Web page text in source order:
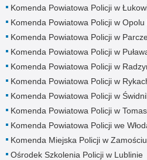
Komenda Powiatowa Policji w
Komenda Powiatowa Policji w Opolu
Komenda Powiatowa Policji w
Komenda Powiatowa Policji w
Komenda Powiatowa Policji w
Komenda Powiatowa Policji w
Komenda Powiatowa Policji w
Komenda Powiatowa Policji w
Komenda Powiatowa Policji we
Komenda Miejska Policji w Zamościu
Ośrodek Szkolenia Policji w Lublinie